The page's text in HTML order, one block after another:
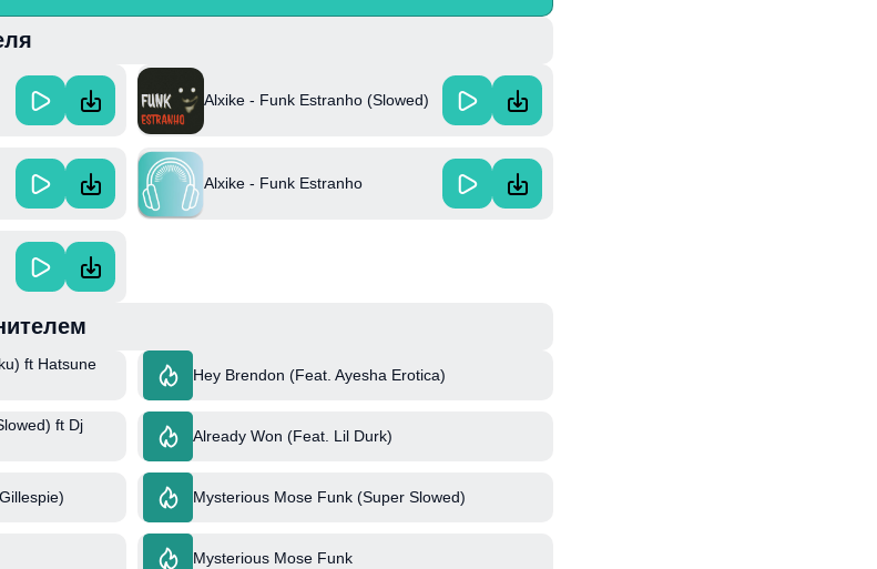
Alxike - Funk Estranho (Slowed)
Alxike - Funk Estranho
ft Hatsune
Hey Brendon (Feat. Ayesha Erotica)
ft Dj
Already Won (Feat. Lil Durk)
Mysterious Mose Funk (Super Slowed)
Mysterious Mose Funk